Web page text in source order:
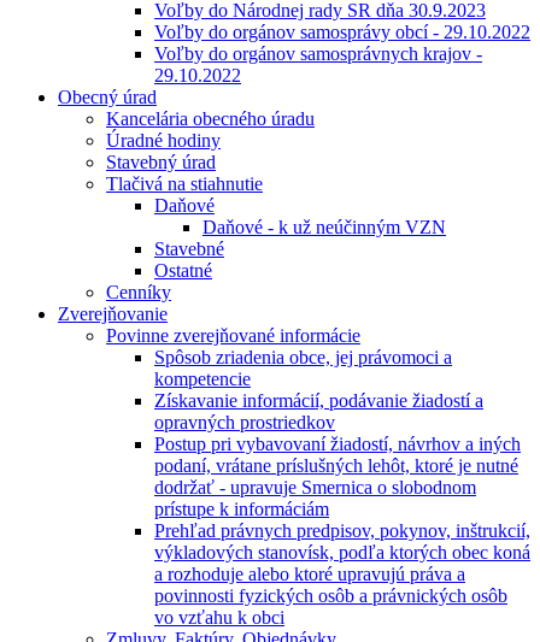
Voľby do Národnej rady SR dňa 30.9.2023
Voľby do orgánov samosprávy obcí - 29.10.2022
Voľby do orgánov samosprávnych krajov -
29.10.2022
Obecný úrad
Kancelária obecného úradu
Úradné hodiny
Stavebný úrad
Tlačivá na stiahnutie
Daňové
Daňové - k už neúčinným VZN
Stavebné
Ostatné
Cenníky
Zverejňovanie
Povinne zverejňované informácie
Spôsob zriadenia obce, jej právomoci a
kompetencie
Získavanie informácií, podávanie žiadostí a
opravných prostriedkov
Postup pri vybavovaní žiadostí, návrhov a iných
podaní, vrátane príslušných lehôt, ktoré je nutné
dodržať - upravuje Smernica o slobodnom
prístupe k informáciám
Prehľad právnych predpisov, pokynov, inštrukcií,
výkladových stanovísk, podľa ktorých obec koná
a rozhoduje alebo ktoré upravujú práva a
povinnosti fyzických osôb a právnických osôb
vo vzťahu k obci